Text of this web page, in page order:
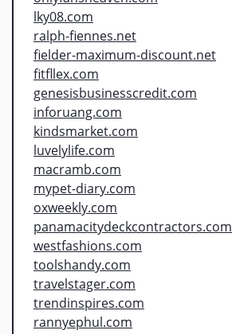
lky08.com
ralph-fiennes.net
fielder-maximum-discount.net
fitfllex.com
genesisbusinesscredit.com
inforuang.com
kindsmarket.com
luvelylife.com
macramb.com
mypet-diary.com
oxweekly.com
panamacitydeckcontractors.com
westfashions.com
toolshandy.com
travelstager.com
trendinspires.com
rannyephul.com